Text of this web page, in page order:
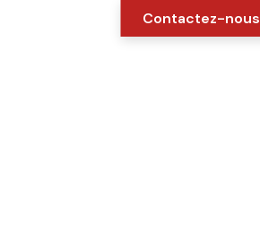
Contactez-nous